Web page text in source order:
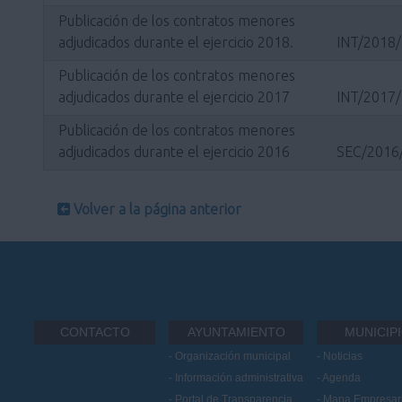
Publicación de los contratos menores
adjudicados durante el ejercicio 2018.
INT/2018/
Publicación de los contratos menores
adjudicados durante el ejercicio 2017
INT/
Publicación de los contratos menores
adjudicados durante el ejercicio 2016
SEC/
Volver a la página anterior
CONTACTO AYUNTAMIENTO
Organización municipal
Información administrativa
Portal de Transparencia
Noticias
Agenda
Mapa